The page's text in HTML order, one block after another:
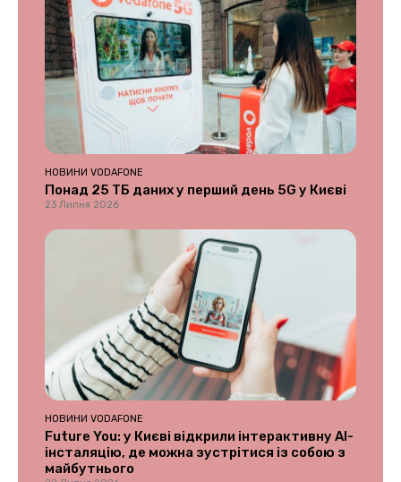
НОВИНИ VODAFONE
Понад 25 ТБ даних у перший день 5G у Києві
23 Липня 2026
НОВИНИ VODAFONE
Future You: у Києві відкрили інтерактивну AI-
інсталяцію, де можна зустрітися із собою з
майбутнього